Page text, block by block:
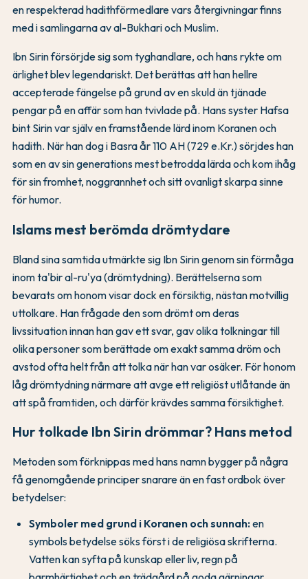
en respekterad hadithförmedlare vars återgivningar finns
med i samlingarna av al-Bukhari och Muslim.
Ibn Sirin försörjde sig som tyghandlare, och hans rykte om
ärlighet blev legendariskt. Det berättas att han hellre
accepterade fängelse på grund av en skuld än tjänade
pengar på en affär som han tvivlade på. Hans syster Hafsa
bint Sirin var själv en framstående lärd inom Koranen och
hadith. När han dog i Basra år 110 AH (729 e.Kr.) sörjdes han
som en av sin generations mest betrodda lärda och kom ihåg
för sin fromhet, noggrannhet och sitt ovanligt skarpa sinne
för humor.
Islams mest berömda drömtydare
Bland sina samtida utmärkte sig Ibn Sirin genom sin förmåga
inom ta'bir al-ru'ya (drömtydning). Berättelserna som
bevarats om honom visar dock en försiktig, nästan motvillig
uttolkare. Han frågade den som drömt om deras
livssituation innan han gav ett svar, gav olika tolkningar till
olika personer som berättade om exakt samma dröm och
avstod ofta helt från att tolka när han var osäker. För honom
låg drömtydning närmare att avge ett religiöst utlåtande än
att spå framtiden, och därför krävdes samma försiktighet.
Hur tolkade Ibn Sirin drömmar? Hans metod
Metoden som förknippas med hans namn bygger på några
få genomgående principer snarare än en fast ordbok över
betydelser:
Symboler med grund i Koranen och sunnah:en
symbols betydelse söks först i de religiösa skrifterna.
Vatten kan syfta på kunskap eller liv, regn på